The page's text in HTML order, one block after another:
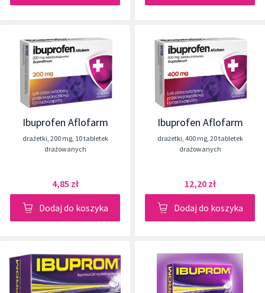
Ibuprofen Aflofarm
drażetki, 200 mg, 10 tabletek
drażowanych
4,85 zł
Dodaj do koszyka
Ibuprofen Aflofarm
drażetki, 400 mg, 20 tabletek
drażowanych
12,20 zł
Dodaj do koszyka